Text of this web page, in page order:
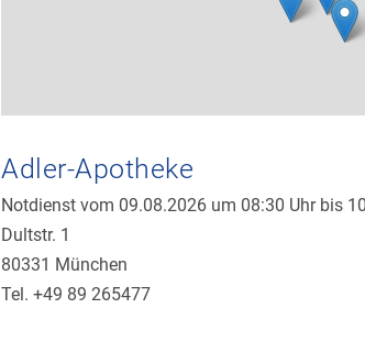
Adler-Apotheke
Notdienst vom 09.08.2026 um 08:30 Uhr bis
Dultstr. 1
80331 München
Tel. +49 89 265477